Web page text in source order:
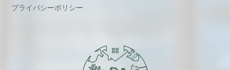
プライバシーポリシー